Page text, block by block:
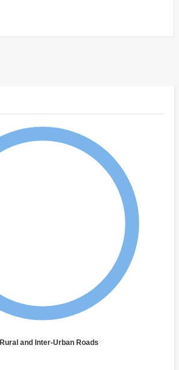
Rural and Inter-Urban Roads